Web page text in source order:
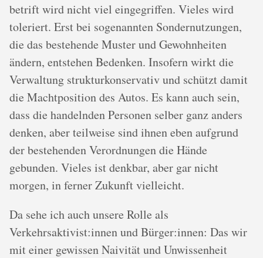
betrift wird nicht viel eingegriffen. Vieles wird
toleriert. Erst bei sogenannten Sondernutzungen,
die das bestehende Muster und Gewohnheiten
ändern, entstehen Bedenken. Insofern wirkt die
Verwaltung strukturkonservativ und schützt damit
die Machtposition des Autos. Es kann auch sein,
dass die handelnden Personen selber ganz anders
denken, aber teilweise sind ihnen eben aufgrund
der bestehenden Verordnungen die Hände
gebunden. Vieles ist denkbar, aber gar nicht
morgen, in ferner Zukunft vielleicht.
Da sehe ich auch unsere Rolle als
Verkehrsaktivist:innen und Bürger:innen: Das wir
mit einer gewissen Naivität und Unwissenheit